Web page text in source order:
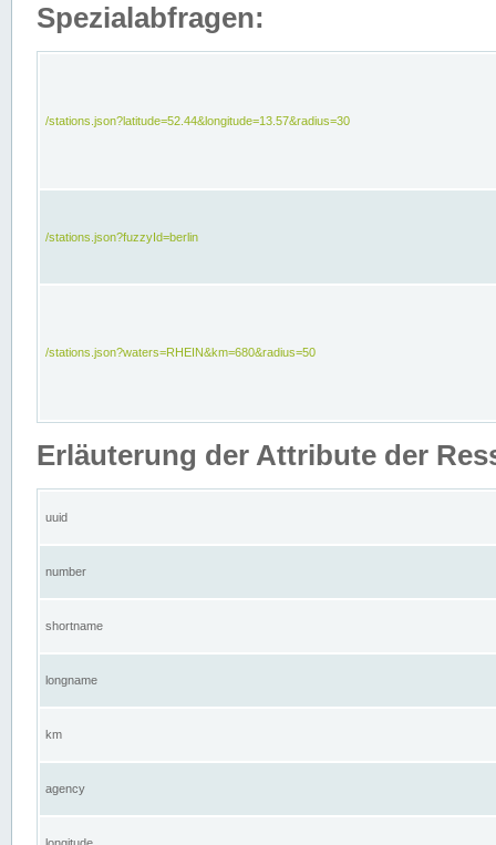
Spezialabfragen:
/stations.json?latitude=52.44&longitude=13.57&radius=30
/stations.json?fuzzyId=berlin
/stations.json?waters=RHEIN&km=680&radius=50
Erläuterung der Attribute der
uuid
number
shortname
longname
km
agency